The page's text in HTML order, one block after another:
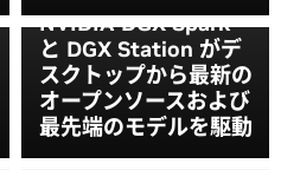
NVIDIA DGX Spark
と DGX Station がデ
スクトップから最新の
オープンソースおよび
最先端のモデルを駆動